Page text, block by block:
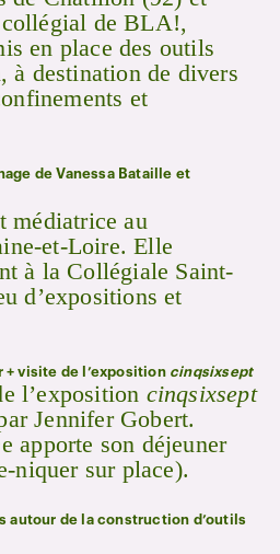
de BLA!,
en place des outils
à destination de divers
et
de Vanessa Bataille et
médiatrice au
et-Loire. Elle
à la Collégiale Saint-
d’expositions et
+ visite de l’exposition cinqsixsept
l’exposition cinqsixsept
Jennifer Gobert.
apporte son déjeuner
niquer sur place).
autour de la construction d’outils